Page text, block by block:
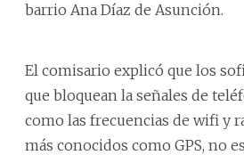
barrio Ana Díaz de Asunción.
El comisario explicó que los
que bloquean la señales de
como las frecuencias de wifi y
más conocidos como GPS, no